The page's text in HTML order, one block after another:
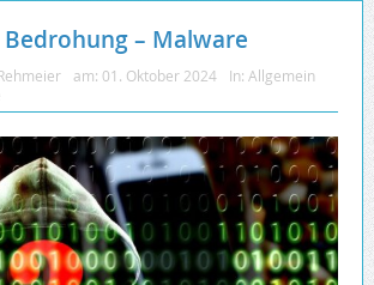
– Malware
am: 01. Oktober 2024 In: Allgemein